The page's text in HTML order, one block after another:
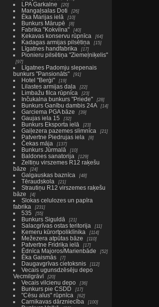
LPA Garkalne 20
Mangaļsalas Doti 26
Ēka Marijas ielā 10
Bunkurs Mārupē 8
Fabrika "Kokvilna" 40
Ķekavas konservu rūpnīca 64
Kadagas armijas pilsētiņa 15
Līgatnes handfabrika 17
Pionieru pilsētiņa "Ziemeļniķelis"
97
Līgatnes Padomju slepenais
bunkurs "Pansionāts"
91
Hotel "Berģi" 19
Lilastes armijas daļa 22
Limbažu filca rūpnīca 23
Inčukalna bunkurs "Priede" 28
Bunkurs Ganību dambis 24A 14
Garciema PGA bāze 39
Gaujas iela 15 32
Bunkurs Eksporta ielā 23
Gaiļezera pazemes slimnīca 21
Patvertne Piedrujas iela 8
Čekas māja 137
Bunkurs Jūrmalā 10
Baldones sanatorija 129
Zeltiņu virszemes R12 raķešu
bāze
24
Galgauskas baznīca 48
Tēraudskola 21
Strautiņu R12 virszemes raķešu
bāze
4
Slokas celulozes un papīra
fabrika
231
535 55
Bunkurs Siguldā 21
Salacgrīvas ostas teritorija 11
Ķemeru kūrortpoliklīnika 114
Mežezera atpūtas bāze 110
Patvertne Fridriķa ielā 17
Ēdnīca Majoros/Marienbāde 52
Ēka Gaismās 7
Daugavgrīvas cietoksnis 112
Vecais ugunsdzēsēju depo
Vecmilgrāvī
20
Vecais vilcienu depo 36
Bunkurs pie CSDD 17
"Cēsu alus" rūpnīca 62
Carnikavas dārzniecība 100